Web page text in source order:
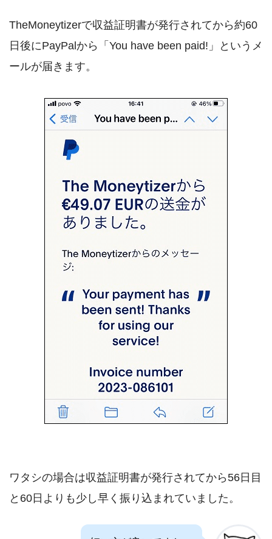
TheMoneytizerで収益証明書が発行されてから約60
日後にPayPalから「You have been paid!」というメ
ールが届きます。
ワタシの場合は収益証明書が発行されてから56日目
と60日よりも少し早く振り込まれていました。